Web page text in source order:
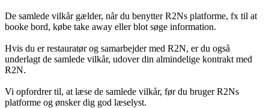
De samlede vilkår gælder, når du benytter R2Ns platforme, fx til at
booke bord, købe take away eller blot søge information.
Hvis du er restauratør og samarbejder med R2N, er du også
underlagt de samlede vilkår, udover din almindelige kontrakt med
R2N.
Vi opfordrer til, at læse de samlede vilkår, før du bruger R2Ns
platforme og ønsker dig god læselyst.